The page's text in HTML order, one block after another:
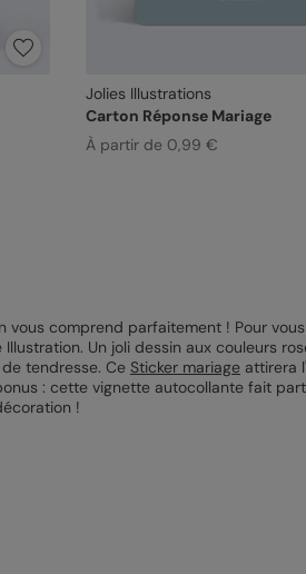
Jolies Illustrations
Carton Réponse Mariage
À partir de 0,99 €
comprend parfaitement ! Pour
Un joli dessin aux couleurs
tendresse. Ce Sticker mariageattirera
: cette vignette autocollante fait
!